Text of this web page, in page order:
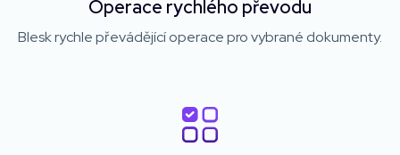
Operace rychlého převodu
Blesk rychle převádějící operace pro vybrané dokumenty.